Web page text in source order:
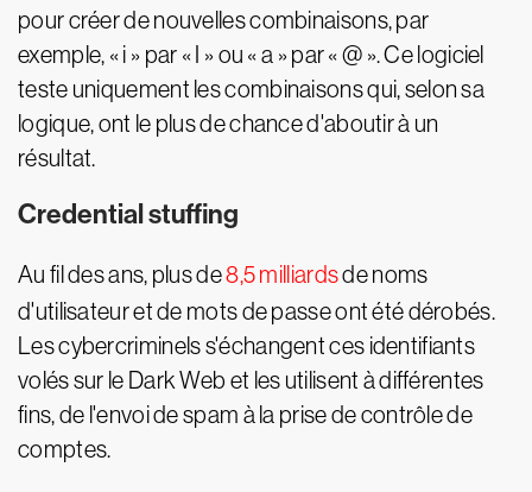
pour créer de nouvelles combinaisons, par
exemple, « i » par « I » ou « a » par « @ ». Ce logiciel
teste uniquement les combinaisons qui, selon sa
logique, ont le plus de chance d'aboutir à un
résultat.
Credential stuffing
Au fil des ans, plus de8,5 milliardsde noms
d'utilisateur et de mots de passe ont été dérobés.
Les cybercriminels s'échangent ces identifiants
volés sur le Dark Web et les utilisent à différentes
fins, de l'envoi de spam à la prise de contrôle de
comptes.